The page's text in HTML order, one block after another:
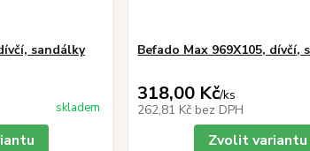
sandálky
skladem
Befado Max 969X105, dívčí,
318,00 Kč/ks
262,81 Kč bez DPH
Zvolit variantu